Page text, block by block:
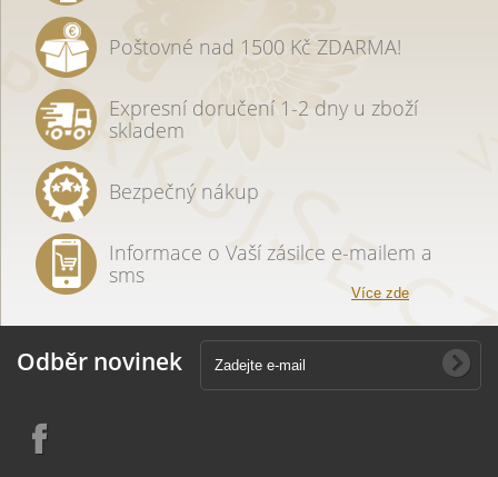
Poštovné nad 1500 Kč ZDARMA!
Expresní doručení 1-2 dny u zboží
skladem
Bezpečný nákup
Informace o Vaší zásilce e-mailem a
sms
Více zde
Odběr novinek